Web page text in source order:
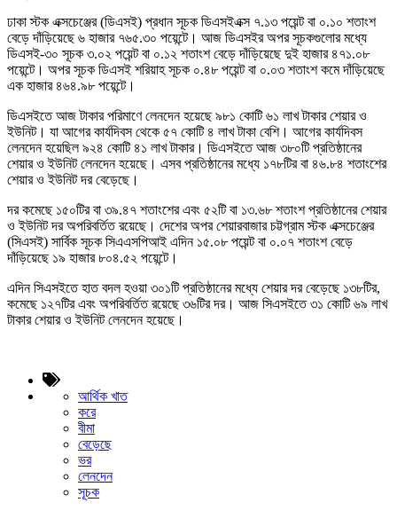
ঢাকা স্টক এক্সচেঞ্জের (ডিএসই) প্রধান সূচক ডিএসইএক্স ৭.১৩ পয়েন্ট বা ০.১০ শতাংশ
বেড়ে দাঁড়িয়েছে ৬ হাজার ৭৬৫.৩০ পয়েন্টে। আজ ডিএসইর অপর সূচকগুলোর মধ্যে
ডিএসই-৩০ সূচক ৩.০২ পয়েন্ট বা ০.১২ শতাংশ বেড়ে দাঁড়িয়েছে দুই হাজার ৪৭১.০৮
পয়েন্টে। অপর সূচক ডিএসই শরিয়াহ সূচক ০.৪৮ পয়েন্ট বা ০.০৩ শতাংশ কমে দাঁড়িয়েছে
এক হাজার ৪৬৪.৯৮ পয়েন্টে।
ডিএসইতে আজ টাকার পরিমাণে লেনদেন হয়েছে ৯৮১ কোটি ৬১ লাখ টাকার শেয়ার ও
ইউনিট। যা আগের কার্যদিবস থেকে ৫৭ কোটি ৪ লাখ টাকা বেশি। আগের কার্যদিবস
লেনদেন হয়েছিল ৯২৪ কোটি ৪১ লাখ টাকার। ডিএসইতে আজ ৩৮০টি প্রতিষ্ঠানের
শেয়ার ও ইউনিট লেনদেন হয়েছে। এসব প্রতিষ্ঠানের মধ্যে ১৭৮টির বা ৪৬.৮৪ শতাংশের
শেয়ার ও ইউনিট দর বেড়েছে।
দর কমেছে ১৫০টির বা ৩৯.৪৭ শতাংশের এবং ৫২টি বা ১৩.৬৮ শতাংশ প্রতিষ্ঠানের শেয়ার
ও ইউনিট দর অপরিবর্তিত রয়েছে। দেশের অপর শেয়ারবাজার চট্টগ্রাম স্টক এক্সচেঞ্জের
(সিএসই) সার্বিক সূচক সিএএসপিআই এদিন ১৫.০৮ পয়েন্ট বা ০.০৭ শতাংশ বেড়ে
দাঁড়িয়েছে ১৯ হাজার ৮০৪.৫২ পয়েন্টে।
এদিন সিএসইতে হাত বদল হওয়া ৩০১টি প্রতিষ্ঠানের মধ্যে শেয়ার দর বেড়েছে ১৩৮টির,
কমেছে ১২৭টির এবং অপরিবর্তিত রয়েছে ৩৬টির দর। আজ সিএসইতে ৩১ কোটি ৬৯ লাখ
টাকার শেয়ার ও ইউনিট লেনদেন হয়েছে।
আর্থিক খাত
করে
বীমা
বেড়েছে
ভর
লেনদেন
সূচক